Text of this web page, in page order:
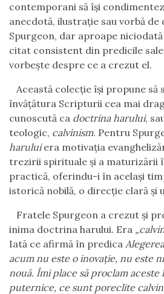
contemporani să îşi
anecdotă, ilustraţie sau vorbă de
Spurgeon, dar aproape
citat consistent din predicile
vorbeşte despre ce a crezut el.
Această colecţie îşi propune să
învăţătura Scripturii cea mai
cunoscută ca doctrina harului,
teologic, calvinism. Pentru
haruluiera motivaţia
trezirii spirituale şi a maturizării
practică, oferindu-i în acelaşi
istorică nobilă, o direcţie clară şi
Fratele Spurgeon a crezut şi
inima doctrina harului. Era
Iată ce afirmă în predica Alegerea
acum nu este o inovaţie, nu este
nouă. Îmi place să proclam
puternice, ce sunt poreclite